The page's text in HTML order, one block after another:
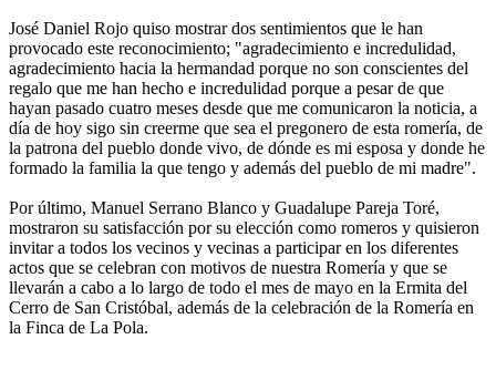
José Daniel Rojo quiso mostrar dos sentimientos que le han
provocado este reconocimiento; "agradecimiento e incredulidad,
agradecimiento hacia la hermandad porque no son conscientes del
regalo que me han hecho e incredulidad porque a pesar de que
hayan pasado cuatro meses desde que me comunicaron la noticia, a
día de hoy sigo sin creerme que sea el pregonero de esta romería, de
la patrona del pueblo donde vivo, de dónde es mi esposa y donde he
formado la familia la que tengo y además del pueblo de mi madre".
Por último, Manuel Serrano Blanco y Guadalupe Pareja Toré,
mostraron su satisfacción por su elección como romeros y quisieron
invitar a todos los vecinos y vecinas a participar en los diferentes
actos que se celebran con motivos de nuestra Romería y que se
llevarán a cabo a lo largo de todo el mes de mayo en la Ermita del
Cerro de San Cristóbal, además de la celebración de la Romería en
la Finca de La Pola.